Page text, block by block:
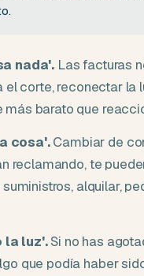
nada'. Las facturas
el corte, reconectar la
barato que
cosa'.Cambiar de
reclamando, te
alquilar,
la luz'.Si no has
que podía haber